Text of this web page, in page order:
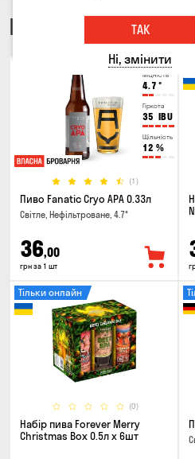
ПИВО
Міцність
4.7 °
Гіркота
35 IBU
Щільність
12 %
(1)
Пиво Fanatic Cryo APA 0.33л
Світле, Нефільтроване, 4.7°
36,00
грн за 1 шт
(0)
Тільки онлайн
Набір пива Forever Merry
Christmas Box 0.5л x 6шт
ТАК
Ні, змінити